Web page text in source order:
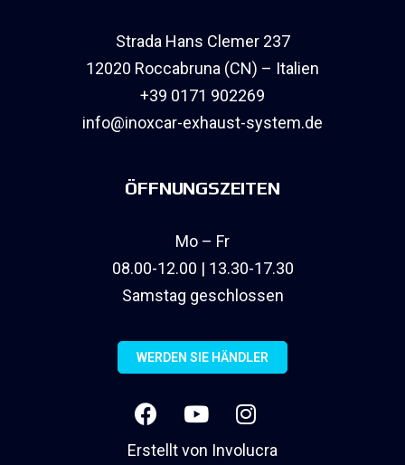
Strada Hans Clemer 237
12020 Roccabruna (CN) – Italien
+39 0171 902269
info@inoxcar-exhaust-system.de
ÖFFNUNGSZEITEN
Mo – Fr
08.00-12.00 | 13.30-17.30
Samstag geschlossen
WERDEN SIE HÄNDLER
Erstellt von Involucra